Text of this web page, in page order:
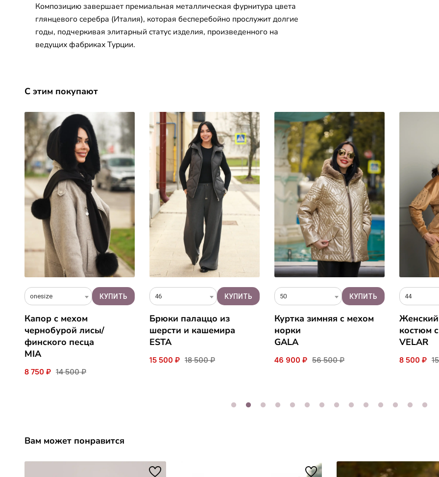
Композицию завершает премиальная металлическая фурнитура цвета
глянцевого серебра (Италия), которая бесперебойно прослужит долгие
годы, подчеркивая элитарный статус изделия, произведенного на
ведущих фабриках Турции.
С этим покупают
onesize
Капор с мехом
чернобурой лисы/
финского песца
MIA
8 750 ₽ 14 500 ₽
46
Брюки палаццо из
шерсти и кашемира
ESTA
15 500 ₽ 18 500 ₽
50
Куртка зимняя c мехом
норки
GALA
46 900 ₽ 56 500 ₽
44
костюм
VELAR
8 500 ₽
Вам может понравится